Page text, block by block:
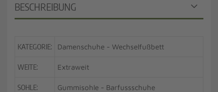
BESCHREIBUNG
KATEGORIE: Damenschuhe - Wechselfußbett
WEITE: Extraweit
SOHLE: Gummisohle - Barfussschuhe